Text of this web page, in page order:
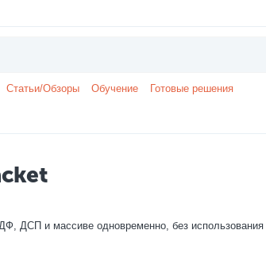
Статьи/Обзоры Обучение Готовые решения
ДСП и массиве одновременно, без использования